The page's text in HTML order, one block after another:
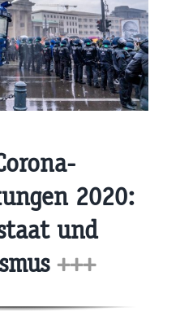
2020:
und
+++